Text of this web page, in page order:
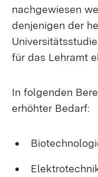
nachgewiesen
denjenigen der
für das Lehramt
In folgenden
erhöhter Bedarf: